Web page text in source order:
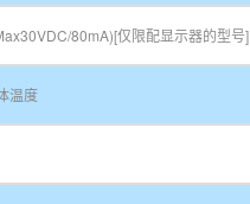
80mA)[仅限配显示器的型号]
温度